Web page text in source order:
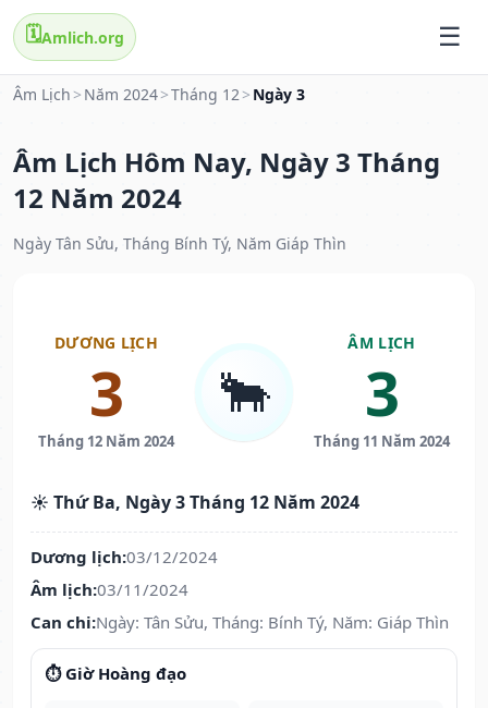
🗓️Amlich.org
Âm Lịch > Năm 2024>Tháng 12> Ngày 3
Âm Lịch Hôm Nay, Ngày 3 Tháng
12 Năm 2024
Ngày Tân Sửu, Tháng Bính Tý, Năm Giáp Thìn
DƯƠNG LỊCH
3
Tháng 12 Năm 2024
🐂
ÂM LỊCH
3
Tháng 11 Năm 2024
☀️ Thứ Ba, Ngày 3 Tháng 12 Năm 2024
Dương lịch:03/12/2024
Âm lịch:03/11/2024
Can chi:Ngày: Tân Sửu, Tháng: Bính Tý, Năm: Giáp Thìn
⏱️ Giờ Hoàng đạo